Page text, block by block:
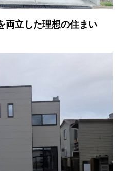
両立した理想の住まい